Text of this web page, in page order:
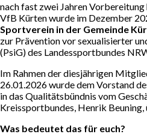
Mitgliedschaft &
Prävention
Gewalt (PsiG)
Sportprogramm
nach fast zwei Jahren
VfB Kürten wurde im Dezember
Sportverein in der Gemeinde
zur Prävention vor sexualisierter
(PsiG) des Landessportbundes
Im Rahmen der diesjährigen
26.01.2026 wurde dem Vorstand
in das Qualitätsbündnis vom
Kreissportbundes, Henrik
Was bedeutet das für euch?